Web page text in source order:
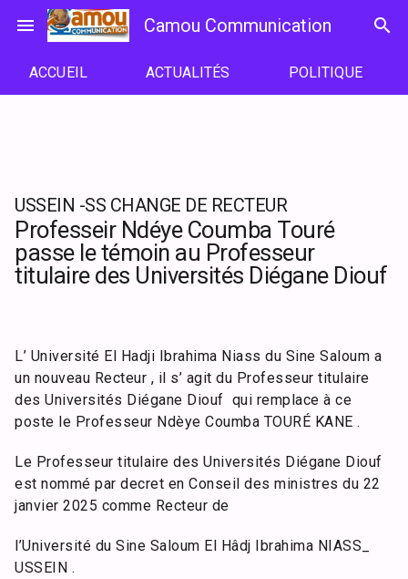
menu Camou Communication search
ACCUEIL ACTUALITÉS POLITIQUE
USSEIN -SS CHANGE DE RECTEUR
Professeir Ndéye Coumba Touré
passe le témoin au Professeur
titulaire des Universités Diégane Diouf
L’ Université El Hadji Ibrahima Niass du Sine Saloum a
un nouveau Recteur , il s’ agit du Professeur titulaire
des Universités Diégane Diouf qui remplace à ce
poste le Professeur Ndèye Coumba TOURÉ KANE .
Le Professeur titulaire des Universités Diégane Diouf
est nommé par decret en Conseil des ministres du 22
janvier 2025 comme Recteur de
l’Université du Sine Saloum El Hâdj Ibrahima NIASS_
USSEIN .